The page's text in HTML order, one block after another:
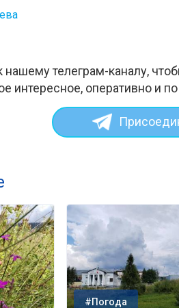
нашему телеграм-каналу,
интересное, оперативно и
#Погода